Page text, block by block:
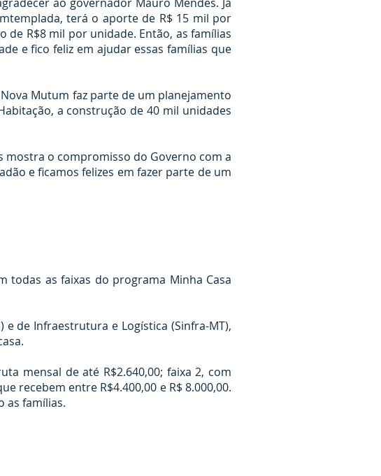
terá o aporte de R$ 15 mil por
R$8 mil por unidade. Então, as famílias
e fico feliz em ajudar essas famílias que
Mutum faz parte de um planejamento
a construção de 40 mil unidades
mostra o compromisso do Governo com a
e ficamos felizes em fazer parte de um
todas as faixas do programa Minha Casa
e de Infraestrutura e Logística (Sinfra-MT),
mensal de até R$2.640,00; faixa 2, com
recebem entre R$4.400,00 e R$ 8.000,00.
as famílias.